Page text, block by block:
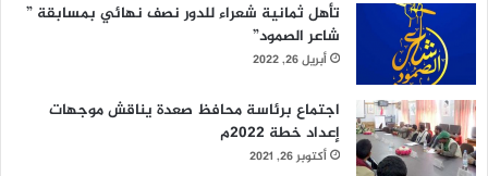
تأهل ثمانية شعراء للدور نصف نهائي بمسابقة ”
شاعر الصمود”
أبريل 26, 2022
اجتماع برئاسة محافظ صعدة يناقش موجهات
إعداد خطة 2022م
أكتوبر 26, 2021